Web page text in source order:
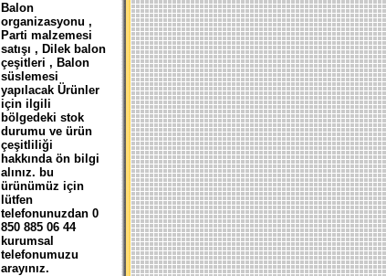
Balon
organizasyonu ,
Parti malzemesi
satışı , Dilek balon
çeşitleri , Balon
süslemesi
yapılacak Ürünler
için ilgili
bölgedeki stok
durumu ve ürün
çeşitliliği
hakkında ön bilgi
alınız. bu
ürünümüz için
lütfen
telefonunuzdan 0
850 885 06 44
kurumsal
telefonumuzu
arayınız.